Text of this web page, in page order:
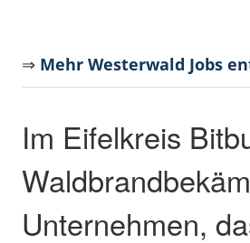
⇒ Mehr Westerwald Jobs
Im Eifelkreis
Unternehmen,